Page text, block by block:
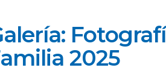
2025